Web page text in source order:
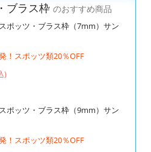
ブラス枠 のおすすめ商品
ポッツ・ブラス枠（7mm）サン
！スポッツ類20％OFF
)
ポッツ・ブラス枠（9mm）サン
！スポッツ類20％OFF